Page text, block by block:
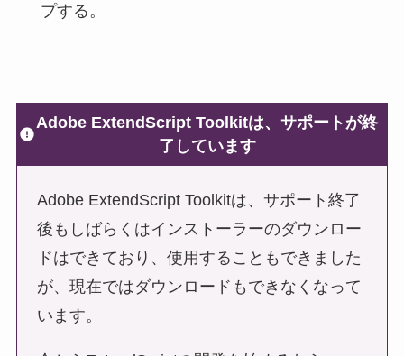
プする。
Adobe ExtendScript Toolkitは、サポートが終
了しています
Adobe ExtendScript Toolkitは、サポート終了
後もしばらくはインストーラーのダウンロー
ドはできており、使用することもできました
が、現在ではダウンロードもできなくなって
います。